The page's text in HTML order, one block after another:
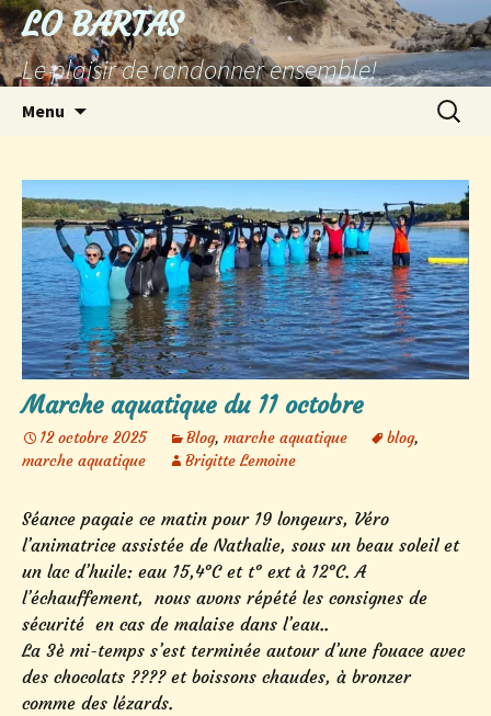
Aller
au
contenu
LO BARTAS
Le plaisir de randonner ensemble!
Menu
Marche aquatique du 11 octobre
12 octobre 2025 Blog, marche aquatique blog,
marche aquatique
Brigitte Lemoine
Séance pagaie ce matin pour 19 longeurs, Véro
l’animatrice assistée de Nathalie, sous un beau soleil et
un lac d’huile: eau 15,4°C et t° ext à 12°C. A
l’échauffement, nous avons répété les consignes de
sécurité en cas de malaise dans l’eau..
La 3è mi-temps s’est terminée autour d’une fouace avec
des chocolats ???? et boissons chaudes, à bronzer
comme des lézards.